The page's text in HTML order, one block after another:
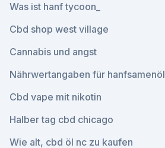
Was ist hanf tycoon_
Cbd shop west village
Cannabis und angst
Nährwertangaben für hanfsamenöl
Cbd vape mit nikotin
Halber tag cbd chicago
Wie alt, cbd öl nc zu kaufen